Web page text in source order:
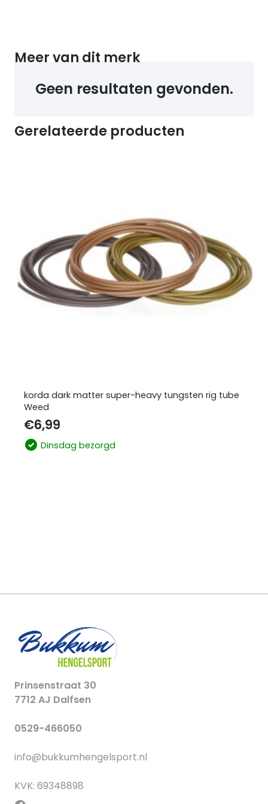
Meer van dit merk
Geen resultaten gevonden.
Gerelateerde producten
korda dark matter super-heavy tungsten rig tube
Weed
€6,99
Dinsdag bezorgd
Prinsenstraat 30
7712 AJ Dalfsen
0529-466050
info@bukkumhengelsport.nl
KVK: 69348898